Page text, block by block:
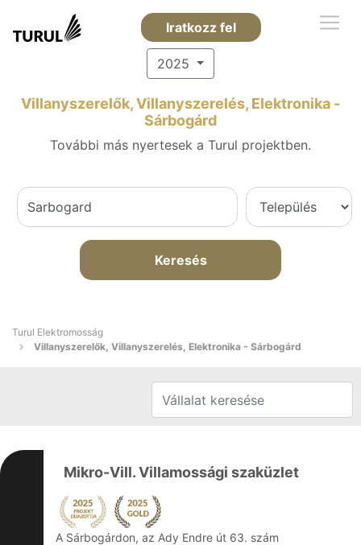
Iratkozz fel
2025
Villanyszerelők, Villanyszerelés, Elektronika -
Sárbogárd
További más nyertesek a Turul projektben.
Keresés
Turul Elektromosság
Villanyszerelők, Villanyszerelés, Elektronika - Sárbogárd
Mikro-Vill. Villamossági szaküzlet
A Sárbogárdon, az Ady Endre út 63. szám